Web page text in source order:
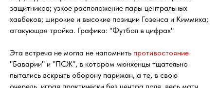
защитников; узкое расположение пары центральных
хавбеков; широкие и высокие позиции Гозенса и Киммиха;
атакующая тройка. Графика: "Футбол в цифрах"
Эта встреча не могла не напомнить противостояние
"Баварии" и "ПСЖ", в котором мюнхенцы тщательно
пытались вскрыть оборону парижан, а те, в свою